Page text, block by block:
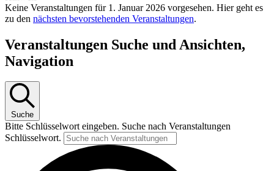
Keine Veranstaltungen für 1. Januar 2026 vorgesehen. Hier geht es
zu den nächsten bevorstehenden Veranstaltungen.
Veranstaltungen Suche und Ansichten,
Navigation
Suche
Bitte Schlüsselwort eingeben. Suche nach Veranstaltungen
Schlüsselwort.